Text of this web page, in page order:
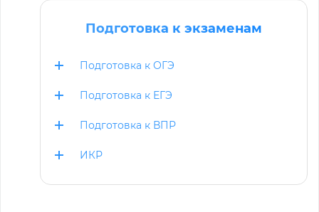
Подготовка к экзаменам
Подготовка к ОГЭ
Подготовка к ЕГЭ
Подготовка к ВПР
ИКР